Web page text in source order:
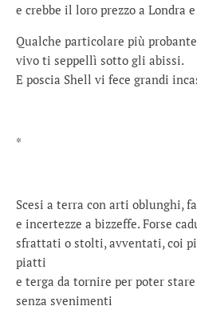
e crebbe il loro prezzo a Londra
Qualche particolare più
vivo ti seppellì sotto gli abissi.
E poscia Shell vi fece grandi
*
Scesi a terra con arti oblunghi,
e incertezze a bizzeffe. Forse
sfrattati o stolti, avventati, coi
piatti
e terga da tornire per poter
senza svenimenti